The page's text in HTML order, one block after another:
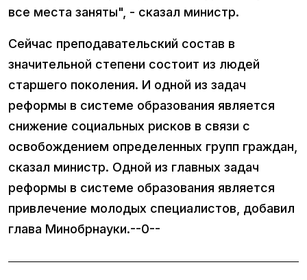
все места заняты", - сказал министр.
Сейчас преподавательский состав в
значительной степени состоит из людей
старшего поколения. И одной из задач
реформы в системе образования является
снижение социальных рисков в связи с
освобождением определенных групп граждан,
сказал министр. Одной из главных задач
реформы в системе образования является
привлечение молодых специалистов, добавил
глава Минобрнауки.--0--